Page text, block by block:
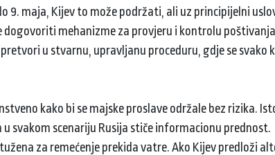
9. maja, Kijev to može podržati, ali uz principijelni
mehanizme za provjeru i kontrolu
u stvarnu, upravljanu proceduru, gdje se svako
kako bi se majske proslave održale bez rizika.
svakom scenariju Rusija stiče informacionu prednost.
za remećenje prekida vatre. Ako Kijev predloži